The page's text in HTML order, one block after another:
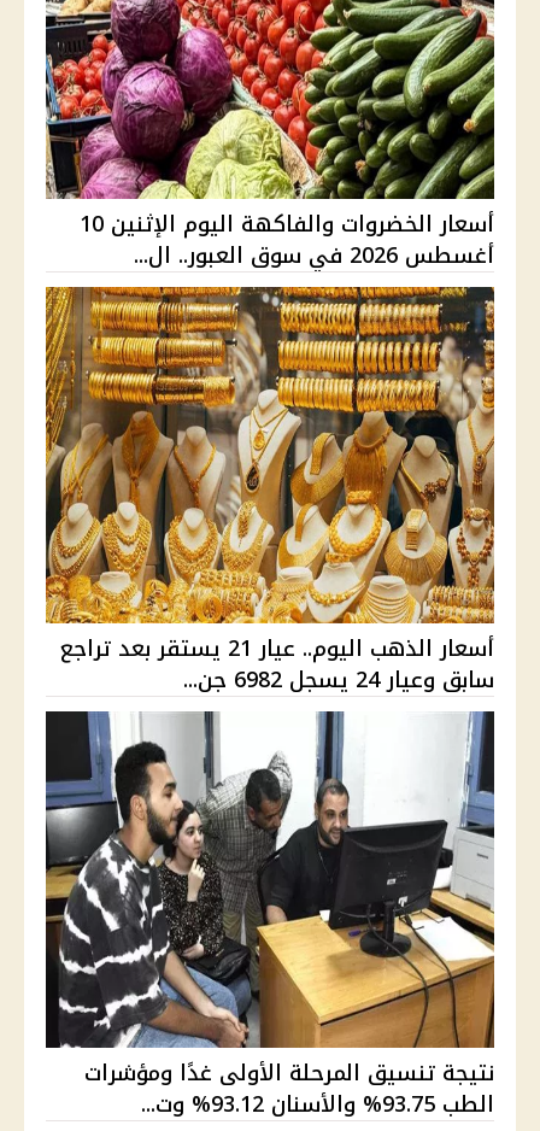
أسعار الخضروات والفاكهة اليوم الإثنين 10
أغسطس 2026 في سوق العبور.. ال...
أسعار الذهب اليوم.. عيار 21 يستقر بعد تراجع
سابق وعيار 24 يسجل 6982 جن...
نتيجة تنسيق المرحلة الأولى غدًا ومؤشرات
الطب 93.75% والأسنان 93.12% وت...